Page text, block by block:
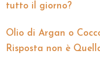
tutto il giorno?
Olio di Argan o
Risposta non è